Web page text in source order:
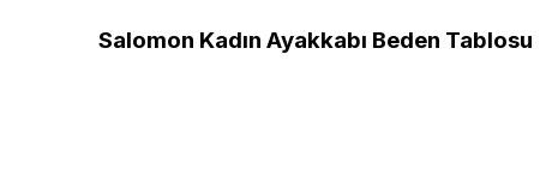
Salomon Kadın Ayakkabı Beden Tablosu